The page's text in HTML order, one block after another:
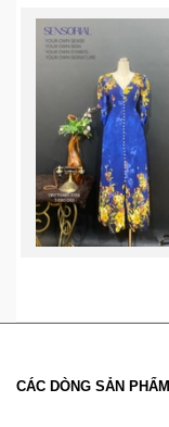
CÁC DÒNG SẢN PHẨM